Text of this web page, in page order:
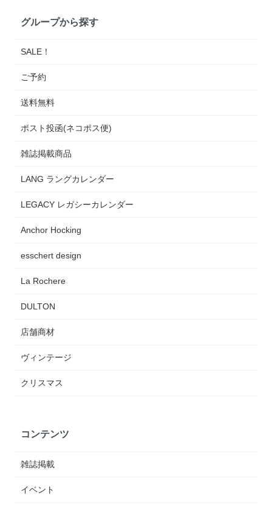
グループから探す
SALE！
ご予約
送料無料
ポスト投函(ネコポス便)
雑誌掲載商品
LANG ラングカレンダー
LEGACY レガシーカレンダー
Anchor Hocking
esschert design
La Rochere
DULTON
店舗商材
ヴィンテージ
クリスマス
コンテンツ
雑誌掲載
イベント